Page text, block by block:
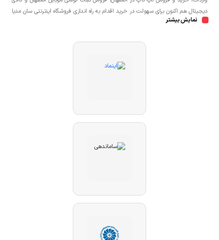
دیجیتال هم اکنون برای سهولت در خرید اقدام به راه اندازی فروشگاه اینترنتی سان مدیا
نموده است تا مشتریان عزیز یک خرید راحت و مطمئن با بهترین قیمت را تجربه
در اصفهان به صورت حضوری و یا اینترنتی اقدام نمائید.
نمایش بیشتر